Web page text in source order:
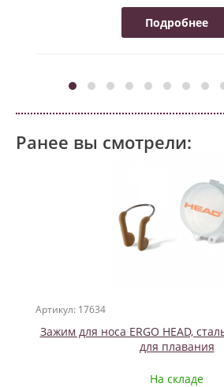
Подробнее
Ранее вы смотрели:
Артикул: 17634
Зажим для носа ERGO HEAD,
для плавания
На складе